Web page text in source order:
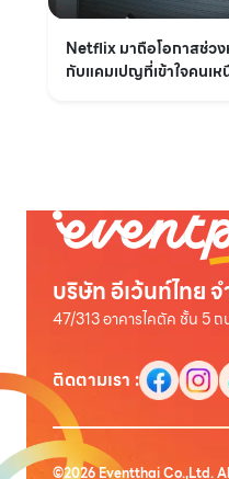
Netflix มาถือโอกาสช่ว
กับแคมเปญที่เข้าใจคนเ
บริษัท อีเว้นท์ไทย
47/313 อาคารไคตัค ชั้น 5
ติดตามเรา :
©2026Eventthai Co.,Ltd.